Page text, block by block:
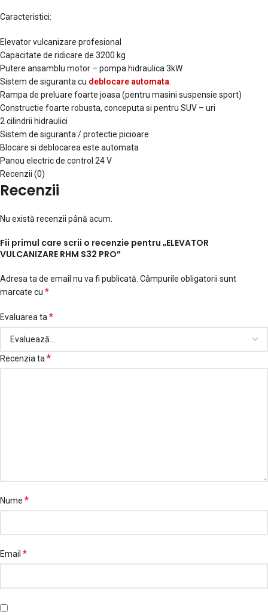
Caracteristici:
Elevator vulcanizare profesional
Capacitate de ridicare de 3200 kg
Putere ansamblu motor – pompa hidraulica 3kW
Sistem de siguranta cu deblocare automata.
Rampa de preluare foarte joasa (pentru masini suspensie sport)
Constructie foarte robusta, conceputa si pentru SUV – uri
2 cilindrii hidraulici
Sistem de siguranta / protectie picioare
Blocare si deblocarea este automata
Panou electric de control 24 V
Recenzii (0)
Recenzii
Nu există recenzii până acum.
Fii primul care scrii o recenzie pentru „ELEVATOR
VULCANIZARE RHM S32 PRO”
Adresa ta de email nu va fi publicată. Câmpurile obligatorii sunt
marcate cu *
Evaluarea ta*
Recenzia ta*
Nume *
Email *